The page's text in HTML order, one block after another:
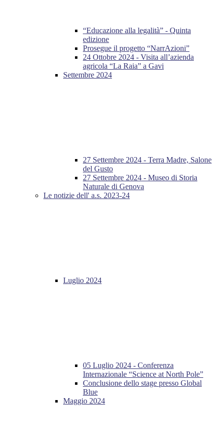
“Educazione alla legalità” - Quinta
edizione
Prosegue il progetto “NarrAzioni”
24 Ottobre 2024 - Visita all’azienda
agricola “La Raia” a Gavi
Settembre 2024
27 Settembre 2024 - Terra Madre, Salone
del Gusto
27 Settembre 2024 - Museo di Storia
Naturale di Genova
Le notizie dell' a.s. 2023-24
Luglio 2024
05 Luglio 2024 - Conferenza
Internazionale “Science at North Pole”
Conclusione dello stage presso Global
Blue
Maggio 2024